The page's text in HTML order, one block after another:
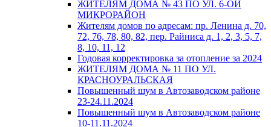
ЖИТЕЛЯМ ДОМА № 43 ПО УЛ. 6-ОЙ
МИКРОРАЙОН
Жителям домов по адресам: пр. Ленина д. 70,
72, 76, 78, 80, 82, пер. Райниса д. 1, 2, 3, 5, 7,
8, 10, 11, 12
Годовая корректировка за отопление за 2024
ЖИТЕЛЯМ ДОМА № 11 ПО УЛ.
КРАСНОУРАЛЬСКАЯ
Повышенный шум в Автозаводском районе
23-24.11.2024
Повышенный шум в Автозаводском районе
10-11.11.2024